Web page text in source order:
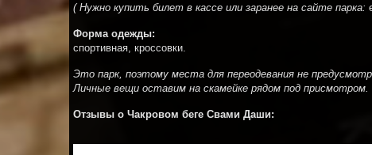
( Нужно купить билет в кассе или заранее на сайте парка:
Форма одежды:
спортивная, кроссовки.
Это парк, поэтому места для переодевания не
Личные вещи оставим на скамейке рядом под присмотром.
Отзывы о Чакровом беге Свами Даши: